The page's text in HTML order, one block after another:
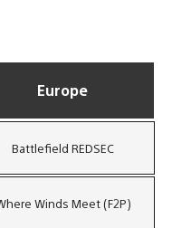
Europe
Battlefield REDSEC
Winds Meet (F2P)